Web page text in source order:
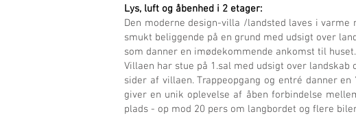
Lys, luft og åbenhed i 2 etager:
Den moderne design-villa /landsted laves i
smukt beliggende på en grund med udsigt over
som danner en imødekommende ankomst til huset.
Villaen har stue på 1.sal med udsigt over
sider af villaen. Trappeopgang og entré danner
giver en unik oplevelse af åben forbindelse
plads - op mod 20 pers om langbordet og flere